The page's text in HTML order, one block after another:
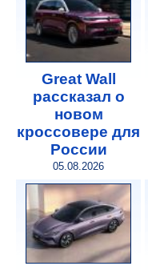
Great Wall
рассказал о
новом
кроссовере для
России
05.08.2026